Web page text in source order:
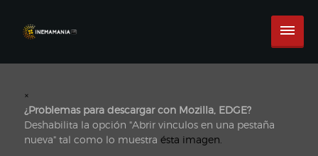
×
¿Problemas para descargar con Mozilla, EDGE?
Deshabilita la opción "Abrir vinculos en una pestaña
nueva" tal como lo muestra ésta imagen.